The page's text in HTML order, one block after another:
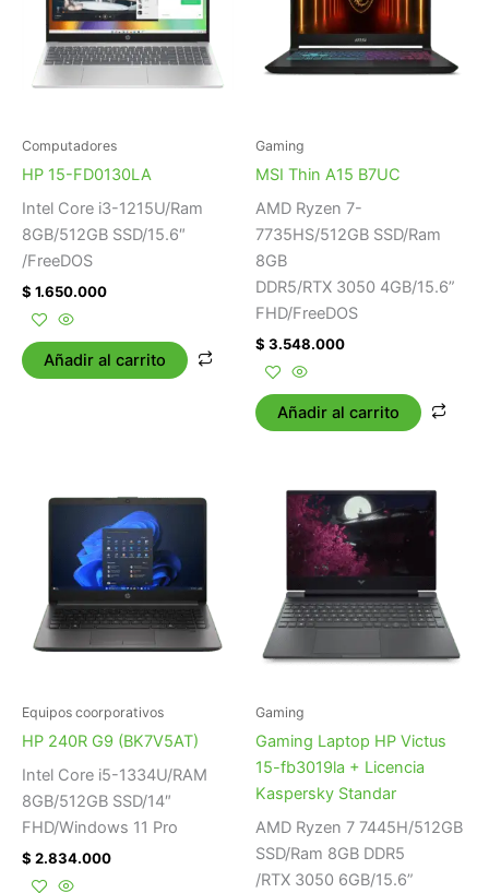
Computadores
HP 15-FD0130LA
Intel Core i3-1215U/Ram
8GB/512GB SSD/15.6″
/FreeDOS
$ 1.650.000
Añadir al carrito
Gaming
MSI Thin A15 B7UC
AMD Ryzen 7-
7735HS/512GB SSD/Ram
8GB
DDR5/RTX 3050 4GB/15.6”
FHD/FreeDOS
$ 3.548.000
Añadir al carrito
Equipos coorporativos
HP 240R G9 (BK7V5AT)
Intel Core i5-1334U/RAM
8GB/512GB SSD/14″
FHD/Windows 11 Pro
$ 2.834.000
Gaming
Gaming Laptop HP Victus
15-fb3019la + Licencia
Kaspersky Standar
AMD Ryzen 7 7445H/512GB
SSD/Ram 8GB DDR5
/RTX 3050 6GB/15.6”